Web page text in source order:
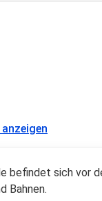
befindet sich vor
Bahnen.